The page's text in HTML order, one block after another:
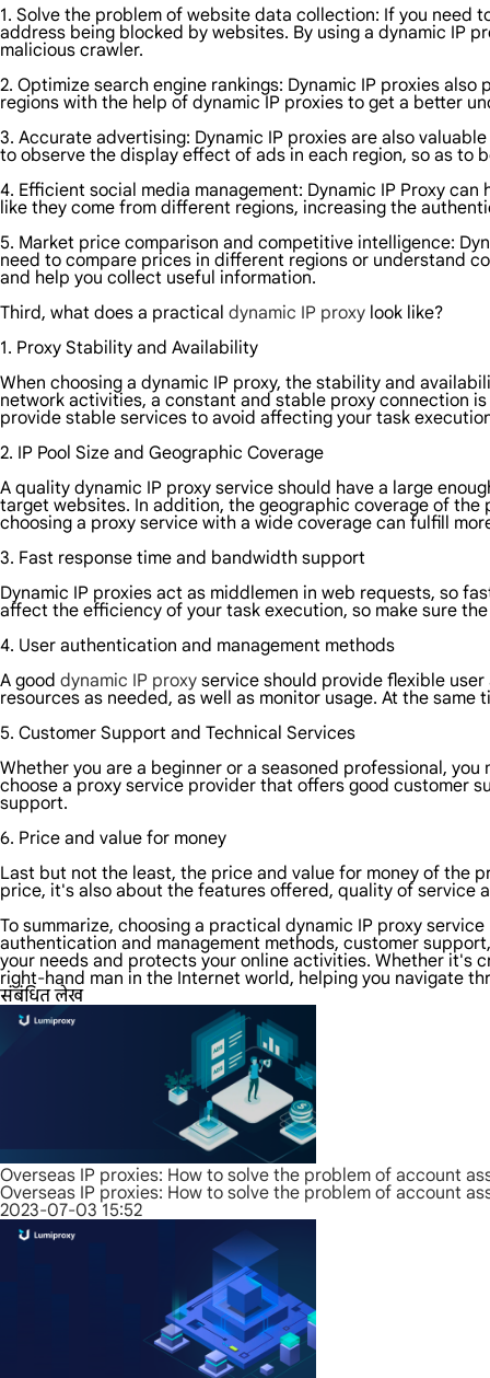
1. Solve the problem of website data collection: If you need
address being blocked by websites. By using a dynamic IP
malicious crawler.
2. Optimize search engine rankings: Dynamic IP proxies
regions with the help of dynamic IP proxies to get a better
3. Accurate advertising: Dynamic IP proxies are also
to observe the display effect of ads in each region, so as to
4. Efficient social media management: Dynamic IP Proxy
like they come from different regions, increasing the
5. Market price comparison and competitive intelligence:
need to compare prices in different regions or understand
and help you collect useful information.
Third, what does a practical dynamic IP proxy look like?
1. Proxy Stability and Availability
When choosing a dynamic IP proxy, the stability and
network activities, a constant and stable proxy connection
provide stable services to avoid affecting your task
2. IP Pool Size and Geographic Coverage
A quality dynamic IP proxy service should have a large
target websites. In addition, the geographic coverage of
choosing a proxy service with a wide coverage can fulfill
3. Fast response time and bandwidth support
Dynamic IP proxies act as middlemen in web requests, so
affect the efficiency of your task execution, so make sure
4. User authentication and management methods
A good dynamic IP proxy service should provide flexible
resources as needed, as well as monitor usage. At the
5. Customer Support and Technical Services
Whether you are a beginner or a seasoned professional,
choose a proxy service provider that offers good customer
support.
6. Price and value for money
Last but not the least, the price and value for money of the
price, it's also about the features offered, quality of service
To summarize, choosing a practical dynamic IP proxy
authentication and management methods, customer
your needs and protects your online activities. Whether it's
right-hand man in the Internet world, helping you navigate
संबंधित लेख
Overseas IP proxies: How to solve the problem of account
Overseas IP proxies: How to solve the problem of account
2023-07-03 15:52